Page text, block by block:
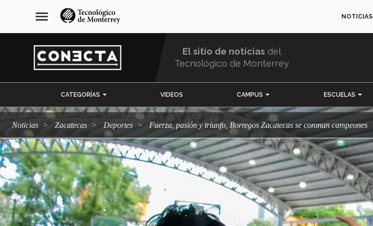
navegación
principal
menu NOTICIAS
El sitio de noticias del
Tecnológico de Monterrey
CATEGORÍAS VIDEOS CAMPUS ESCUELAS
Noticias Zacatecas deportes Fuerza, pasión y triunfo, Borregos Zacatecas se coronan campeones